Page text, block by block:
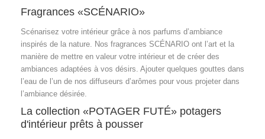
Fragrances «SCÉNARIO»
Scénarisez votre intérieur grâce à nos parfums d’ambiance
inspirés de la nature. Nos fragrances SCÉNARIO ont l’art et la
manière de mettre en valeur votre intérieur et de créer des
ambiances adaptées à vos désirs. Ajouter quelques gouttes dans
l’eau de l’un de nos diffuseurs d’arômes pour vous projeter dans
l’ambiance désirée.
La collection «POTAGER FUTÉ» potagers
d'intérieur prêts à pousser